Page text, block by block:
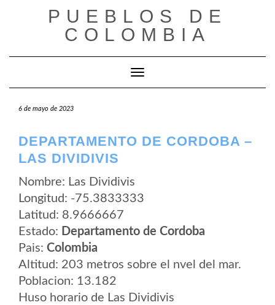
PUEBLOS DE
COLOMBIA
Cambiar modo de navegación
6 de mayo de 2023
DEPARTAMENTO DE CORDOBA –
LAS DIVIDIVIS
Nombre: Las Dividivis
Longitud: -75.3833333
Latitud: 8.9666667
Estado: Departamento de Cordoba
Pais: Colombia
Altitud: 203 metros sobre el nvel del mar.
Poblacion: 13.182
Huso horario de Las Dividivis